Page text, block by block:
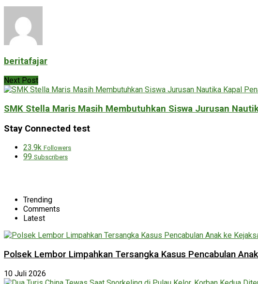
beritafajar
Next Post
SMK Stella Maris Masih Membutuhkan Siswa Jurusan
Stay Connected test
23.9k Followers
99 Subscribers
Trending
Comments
Latest
Polsek Lembor Limpahkan Tersangka Kasus Pencabulan
10 Juli 2026